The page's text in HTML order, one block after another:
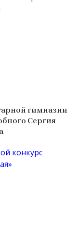
гимназии
Сергия